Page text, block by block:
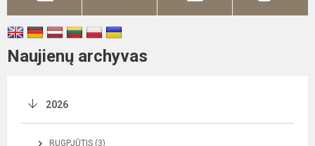
Naujienų archyvas
2026
RUGPJŪTIS (3)